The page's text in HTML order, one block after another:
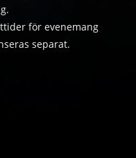
för evenemang
separat.